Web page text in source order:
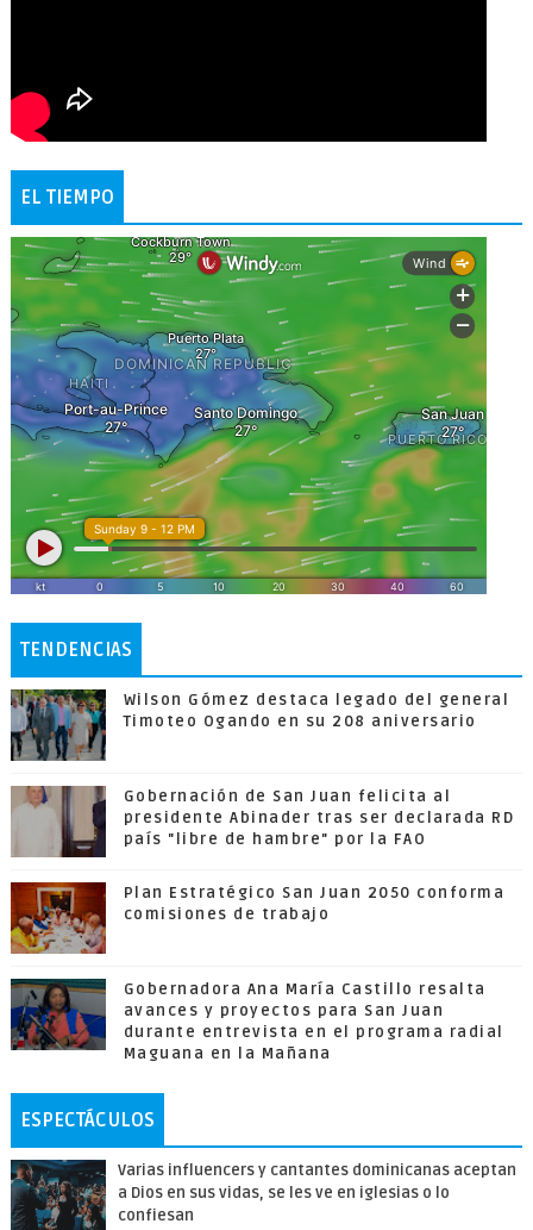
EL TIEMPO
TENDENCIAS
Wilson Gómez destaca legado del general
Timoteo Ogando en su 208 aniversario
Gobernación de San Juan felicita al
presidente Abinader tras ser declarada RD
país "libre de hambre" por la FAO
Plan Estratégico San Juan 2050 conforma
comisiones de trabajo
Gobernadora Ana María Castillo resalta
avances y proyectos para San Juan
durante entrevista en el programa radial
Maguana en la Mañana
ESPECTÁCULOS
Varias influencers y cantantes dominicanas aceptan
a Dios en sus vidas, se les ve en iglesias o lo
confiesan